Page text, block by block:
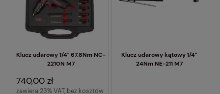
Klucz udarowy 1/4" 67.8Nm NC-
2210N M7
740,00 zł
zawiera 23% VAT, bez kosztów
Klucz udarowy kątowy 1/4"
24Nm NE-211 M7